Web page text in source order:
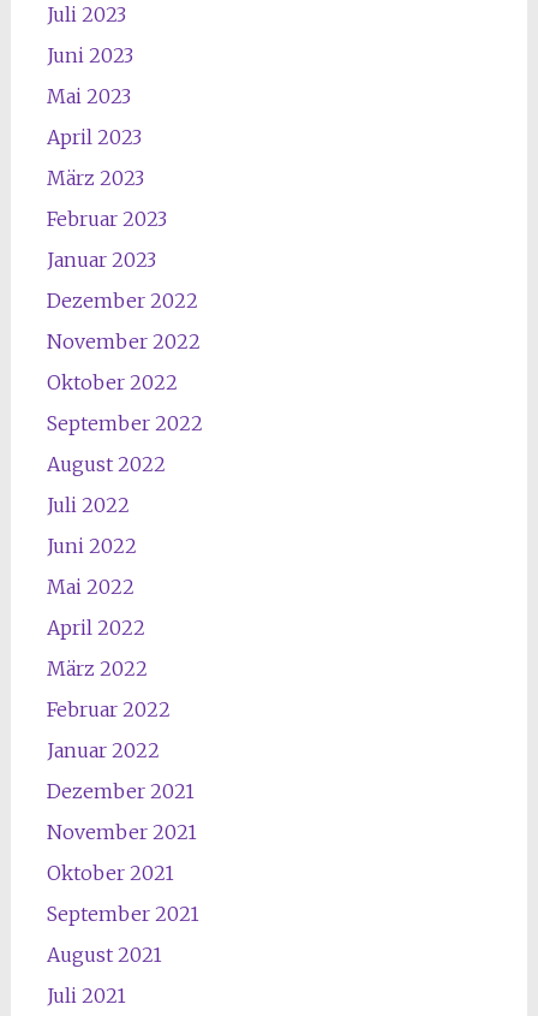
Juli 2023
Juni 2023
Mai 2023
April 2023
März 2023
Februar 2023
Januar 2023
Dezember 2022
November 2022
Oktober 2022
September 2022
August 2022
Juli 2022
Juni 2022
Mai 2022
April 2022
März 2022
Februar 2022
Januar 2022
Dezember 2021
November 2021
Oktober 2021
September 2021
August 2021
Juli 2021